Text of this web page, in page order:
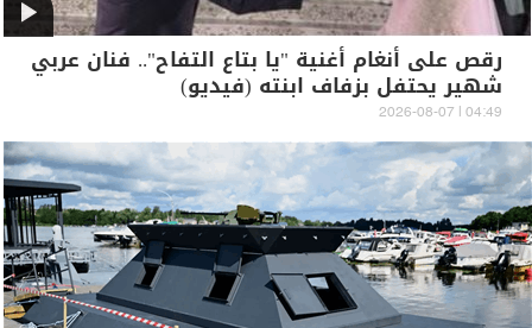
رقص على أنغام أغنية "يا بتاع التفاح".. فنان عربي
شهير يحتفل بزفاف ابنته (فيديو)
04:49 | 2026-08-07